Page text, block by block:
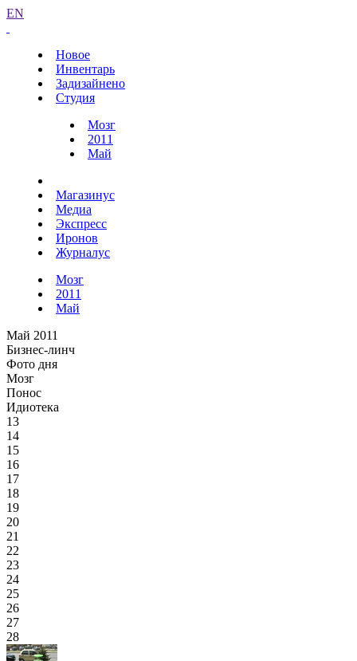
EN
Новое
Инвентарь
Задизайнено
Студия
Мозг
2011
Май
Магазинус
Медиа
Экспресс
Иронов
Журналус
Мозг
2011
Май
Май 2011
Бизнес-линч
Фото дня
Мозг
Понос
Идиотека
13
14
15
16
17
18
19
20
21
22
23
24
25
26
27
28